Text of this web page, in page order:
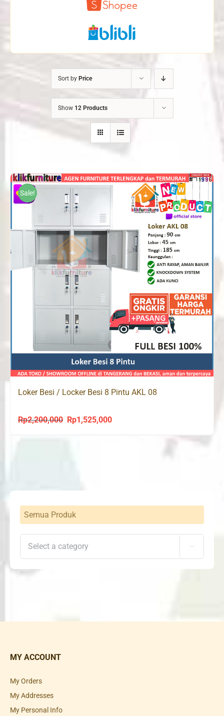
Sort by Price
Show 12 Products
Sale!
Loker Besi / Locker Besi 8 Pintu AKL 08
Rp2,200,000
Original
Rp1,525,000Current
Semua Produk

MY ACCOUNT
My Orders
My Addresses
My Personal Info